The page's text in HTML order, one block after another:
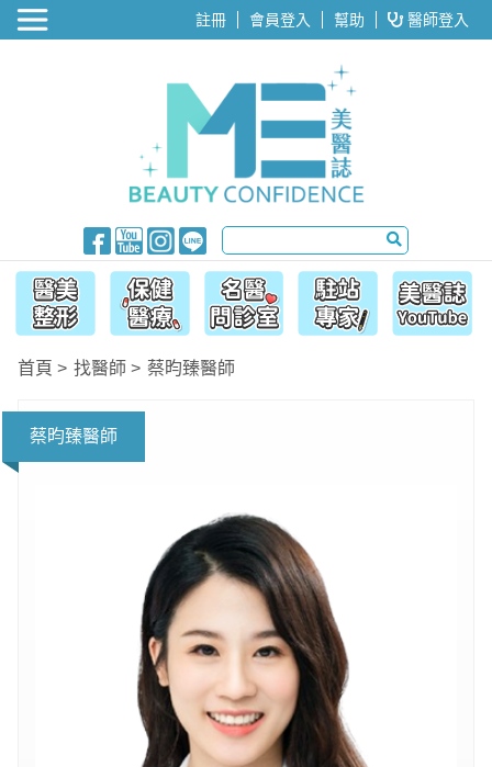
醫美整形 註冊 會員登入 幫助 醫師登入
首頁 找醫師 蔡昀臻醫師
蔡昀臻醫師